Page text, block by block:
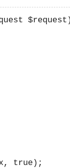
true);